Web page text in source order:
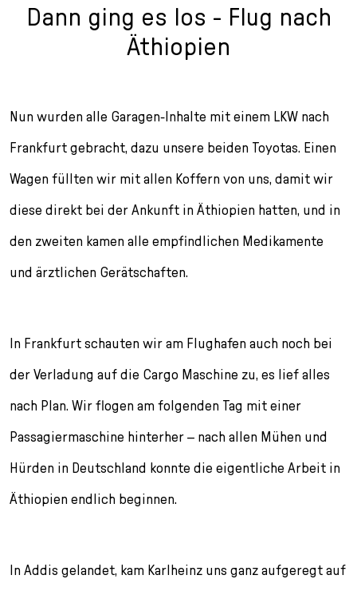
Dann ging es los - Flug nach
Äthiopien
Nun wurden alle Garagen-Inhalte mit einem LKW nach
Frankfurt gebracht, dazu unsere beiden Toyotas. Einen
Wagen füllten wir mit allen Koffern von uns, damit wir
diese direkt bei der Ankunft in Äthiopien hatten, und in
den zweiten kamen alle empfindlichen Medikamente
und ärztlichen Gerätschaften.
In Frankfurt schauten wir am Flughafen auch noch bei
der Verladung auf die Cargo Maschine zu, es lief alles
nach Plan. Wir flogen am folgenden Tag mit einer
Passagiermaschine hinterher – nach allen Mühen und
Hürden in Deutschland konnte die eigentliche Arbeit in
Äthiopien endlich beginnen.
In Addis gelandet, kam Karlheinz uns ganz aufgeregt auf